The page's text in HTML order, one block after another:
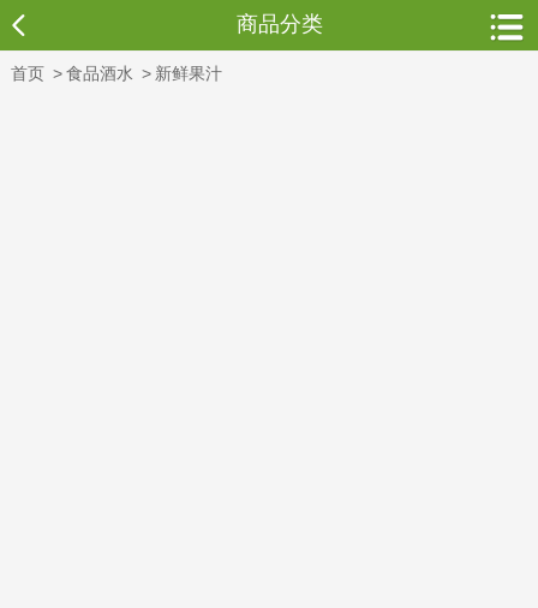
商品分类
首页 >食品酒水 > 新鲜果汁